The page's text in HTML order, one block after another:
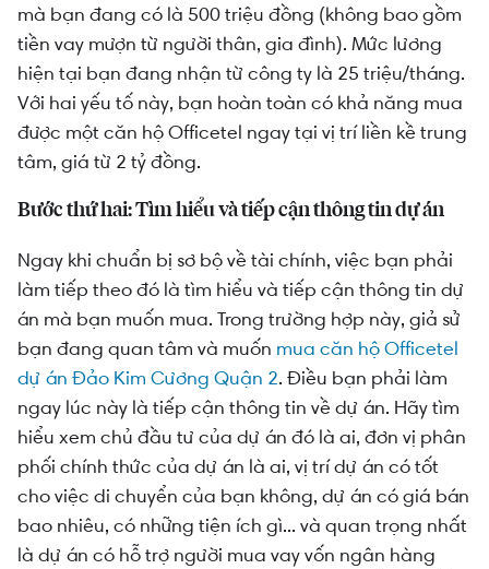
mà bạn đang có là 500 triệu đồng (không bao gồm
tiền vay mượn từ người thân, gia đình). Mức lương
hiện tại bạn đang nhận từ công ty là 25 triệu/tháng.
Với hai yếu tố này, bạn hoàn toàn có khả năng mua
được một căn hộ Officetel ngay tại vị trí liền kề trung
tâm, giá từ 2 tỷ đồng.
Bước thứ hai: Tìm hiểu và tiếp cận thông tin dự án
Ngay khi chuẩn bị sơ bộ về tài chính, việc bạn phải
làm tiếp theo đó là tìm hiểu và tiếp cận thông tin dự
án mà bạn muốn mua. Trong trường hợp này, giả sử
bạn đang quan tâm và muốn mua căn hộ Officetel
dự án Đảo Kim Cương Quận 2. Điều bạn phải làm
ngay lúc này là tiếp cận thông tin về dự án. Hãy tìm
hiểu xem chủ đầu tư của dự án đó là ai, đơn vị phân
phối chính thức của dự án là ai, vị trí dự án có tốt
cho việc di chuyển của bạn không, dự án có giá bán
bao nhiêu, có những tiện ích gì... và quan trọng nhất
là dự án có hỗ trợ người mua vay vốn ngân hàng